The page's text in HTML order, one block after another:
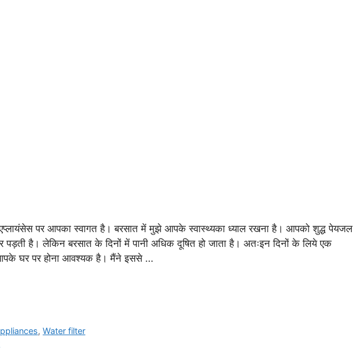
एप्लायंसेस पर आपका स्वागत है। बरसात में मुझे आपके स्वास्थ्यका ध्याल रखना है। आपको शुद्ध पेयजल
पड़ती है। लेकिन बरसात के दिनों में पानी अधिक दूषित हो जाता है। अतःइन दिनों के लिये एक
आपके घर पर होना आवश्यक है। मैंने इससे …
,Water filter